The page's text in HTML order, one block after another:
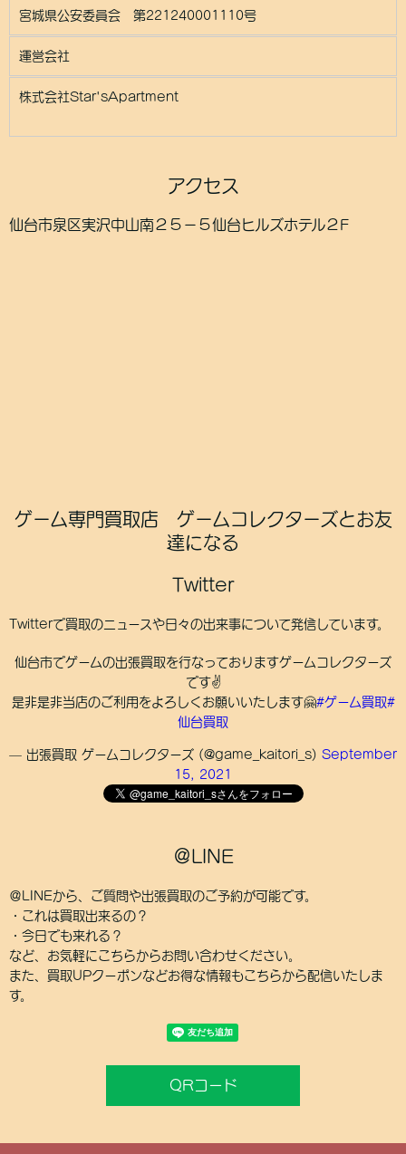
宮城県公安委員会 第221240001110号
運営会社
株式会社Star'sApartment
アクセス
仙台市泉区実沢中山南２５－５仙台ヒルズホテル２F
ゲーム専門買取店 ゲームコレクターズとお友
達になる
Twitter
Twitterで買取のニュースや日々の出来事について発信しています。
仙台市でゲームの出張買取を行なっておりますゲームコレクターズ
です✌️
是非是非当店のご利用をよろしくお願いいたします🤗#ゲーム買取#
仙台買取
— 出張買取 ゲームコレクターズ (@game_kaitori_s) September
15, 2021
＠LINE
＠LINEから、ご質問や出張買取のご予約が可能です。
・これは買取出来るの？
・今日でも来れる？
など、お気軽にこちらからお問い合わせください。
また、買取UPクーポンなどお得な情報もこちらから配信いたしま
す。
QRコード